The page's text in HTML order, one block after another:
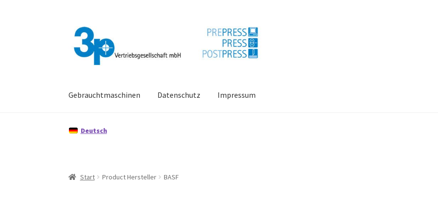
Navigation
springen
Zum
Inhalt
springen
Gebrauchtmaschinen Datenschutz Impressum
Deutsch
Start Product Hersteller BASF